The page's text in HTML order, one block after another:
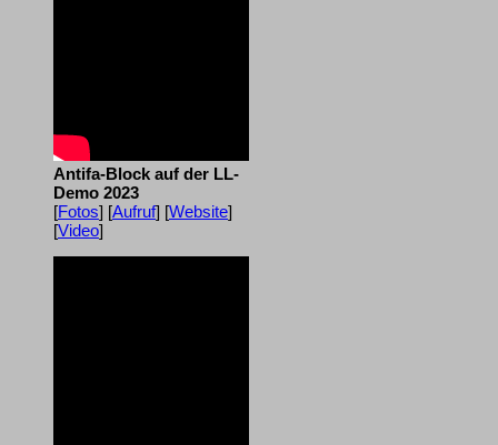
Antifa-Block auf der LL-
Demo 2023
[Fotos] [Aufruf] [Website]
[Video]